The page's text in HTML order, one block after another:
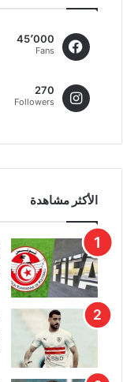
45٬000
Fans
270
Followers
الأكثر مشاهدة